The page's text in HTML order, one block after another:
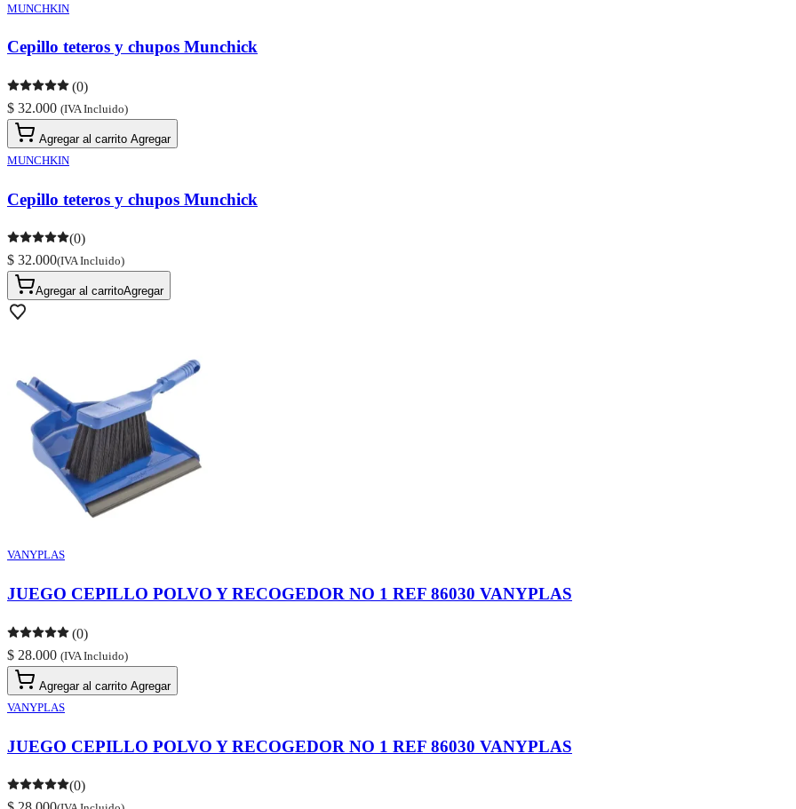
MUNCHKIN
Cepillo teteros y chupos Munchick
(0)
$ 32.000 (IVA Incluido)
Agregar al carrito Agregar
MUNCHKIN
Cepillo teteros y chupos Munchick
(0)
$ 32.000(IVA Incluido)
Agregar al carritoAgregar
VANYPLAS
JUEGO CEPILLO POLVO Y RECOGEDOR NO 1 REF 86030 VANYPLAS
(0)
$ 28.000 (IVA Incluido)
Agregar al carrito Agregar
VANYPLAS
JUEGO CEPILLO POLVO Y RECOGEDOR NO 1 REF 86030 VANYPLAS
(0)